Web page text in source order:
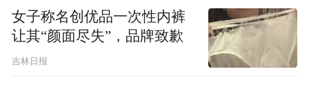
女子称名创优品一次性内裤
让其“颜面尽失”，品牌致歉
吉林日报